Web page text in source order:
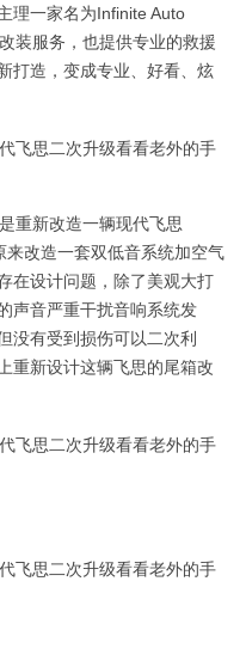
理一家名为Infinite Auto
装服务，也提供专业的救援
打造，变成专业、好看、炫
重新改造一辆现代飞思
来改造一套双低音系统加空气
在设计问题，除了美观大打
声音严重干扰音响系统发
没有受到损伤可以二次利
重新设计这辆飞思的尾箱改